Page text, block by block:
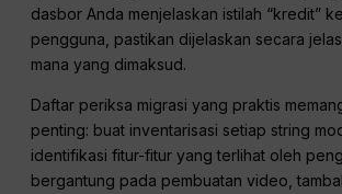
dasbor Anda menjelaskan istilah “kredit”
pengguna, pastikan dijelaskan secara
mana yang dimaksud.
Daftar periksa migrasi yang praktis
penting: buat inventarisasi setiap string
identifikasi fitur-fitur yang terlihat oleh
bergantung pada pembuatan video,